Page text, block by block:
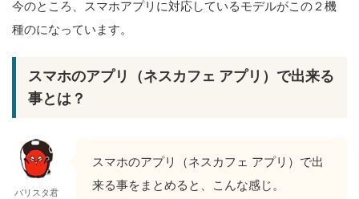
今のところ、スマホアプリに対応しているモデルがこの２機
種のになっています。
スマホのアプリ（ネスカフェ アプリ）で出来る
事とは？
バリスタ君
スマホのアプリ（ネスカフェ アプリ）で出
来る事をまとめると、こんな感じ。